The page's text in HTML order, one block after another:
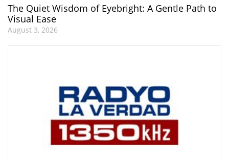
The Quiet Wisdom of Eyebright: A Gentle Path to
Visual Ease
August 3, 2026